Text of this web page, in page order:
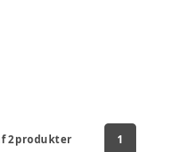
2produkter 1